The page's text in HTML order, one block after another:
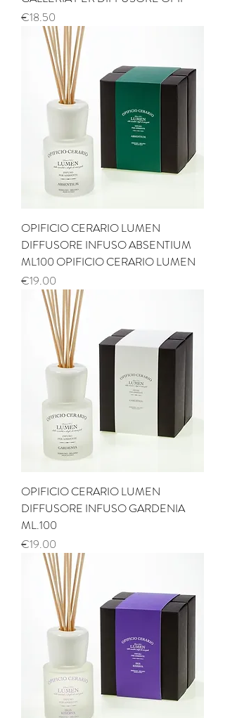
Price
€18.50
OPIFICIO CERARIO LUMEN
DIFFUSORE INFUSO ABSENTIUM
ML100 OPIFICIO CERARIO LUMEN
Price
€19.00
OPIFICIO CERARIO LUMEN
DIFFUSORE INFUSO GARDENIA
ML.100
Price
€19.00